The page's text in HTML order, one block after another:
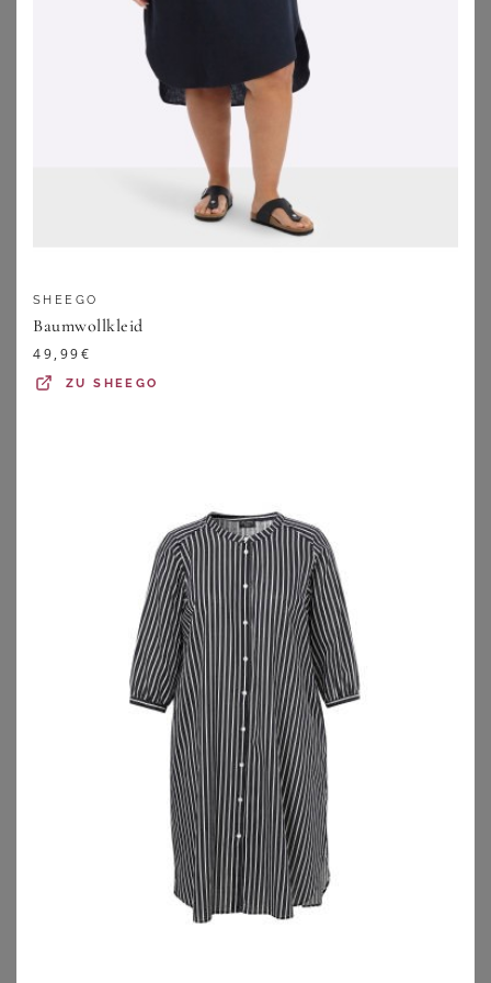
Elena Miro Kleid braun
BREUNINGER
59,99 €
ZU
Triumph - Formendes Unterhemd - Schwarz S - Trendy Sensation (BH Hemd) - Unterwäsche für Frauen
TRIUMPH
Chiffonkleid
39,99€
ZUSHEEGO
SHEEGO
Baumwollkleid
49,99€
ZUSHEEGO